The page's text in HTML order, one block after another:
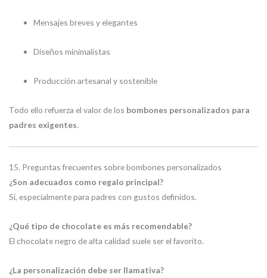
Mensajes breves y elegantes
Diseños minimalistas
Producción artesanal y sostenible
Todo ello refuerza el valor de los bombones personalizados para
padres exigentes.
15. Preguntas frecuentes sobre bombones personalizados
¿Son adecuados como regalo principal?
Sí, especialmente para padres con gustos definidos.
¿Qué tipo de chocolate es más recomendable?
El chocolate negro de alta calidad suele ser el favorito.
¿La personalización debe ser llamativa?